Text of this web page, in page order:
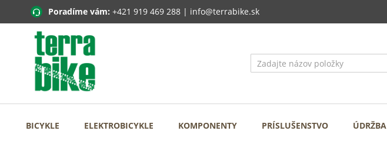
Poradíme vám: +421 919 469 288 | info@terrabike.sk
BICYKLE ELEKTROBICYKLE KOMPONENTY PRÍSLUŠENSTVO ÚDRŽBA